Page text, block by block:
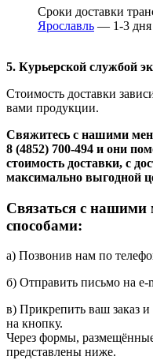
Сроки доставки
Ярославль — 1-3 дня
5. Курьерской службой
Стоимость доставки
вами продукции.
Свяжитесь с нашими
8 (4852) 700-494 и они
стоимость доставки, с
максимально выгодной
Связаться с
способами:
а) Позвонив нам по
б) Отправить письмо на e-
в) Прикрепить ваш заказ
на кнопку.
Через формы,
представлены ниже.